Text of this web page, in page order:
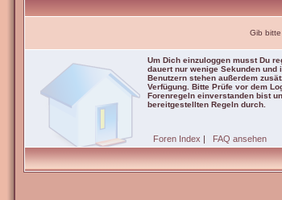
Gib
Um Dich einzuloggen musst Du
dauert nur wenige Sekunden
Benutzern stehen außerdem
Verfügung. Bitte Prüfe vor dem
Forenregeln einverstanden bist
bereitgestellten Regeln durch.
Foren Index | FAQ ansehen